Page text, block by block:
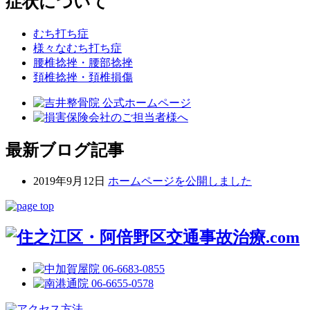
むち打ち症
様々なむち打ち症
腰椎捻挫・腰部捻挫
頚椎捻挫・頚椎損傷
最新ブログ記事
2019年9月12日 ホームページを公開しました